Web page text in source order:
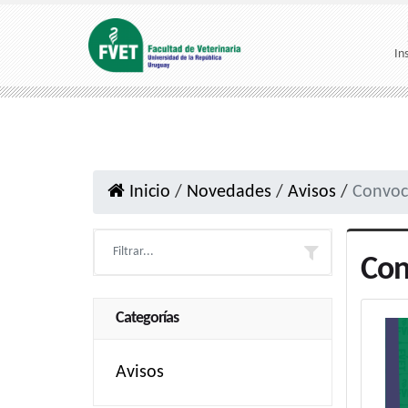
Inicio / Novedades / Avisos /
Categorías
Avisos